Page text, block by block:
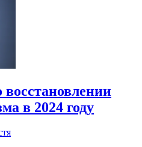
в 2024 году